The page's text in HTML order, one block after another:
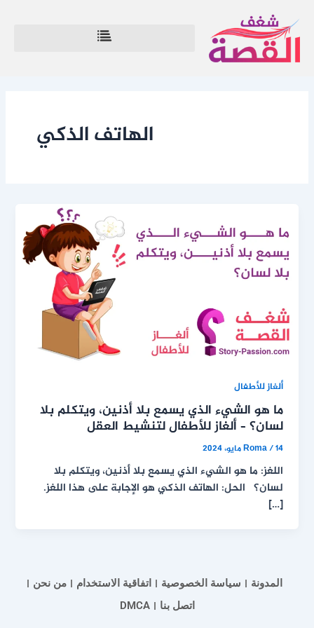
إلى
المحتوى
الهاتف الذكي
ألغاز للأطفال
ما هو الشيء الذي يسمع بلا أذنين، ويتكلم بلا
لسان؟ – ألغاز للأطفال لتنشيط العقل
Roma/14 مايو، 2024
اللغز: ما هو الشيء الذي يسمع بلا أذنين، ويتكلم بلا
لسان؟ الحل: الهاتف الذكي هو الإجابة على هذا اللغز.
[…]
المدونة سياسة الخصوصية اتفاقية الاستخدام
من نحن
اتصل بنا
DMCA